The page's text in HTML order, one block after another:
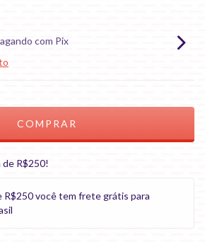
com Pix
de R$250!
R$250 você tem frete grátis para